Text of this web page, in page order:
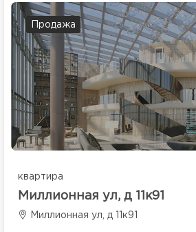
Продажа
квартира
Миллионная ул, д 11к91
Миллионная ул, д 11к91